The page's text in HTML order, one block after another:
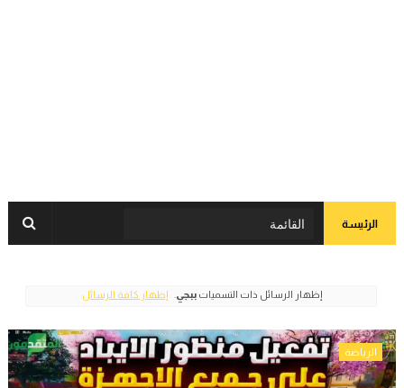
الرئيسة
‏إظهار الرسائل ذات التسمياتببجي إظهار كافة الرسائل
الرياضة